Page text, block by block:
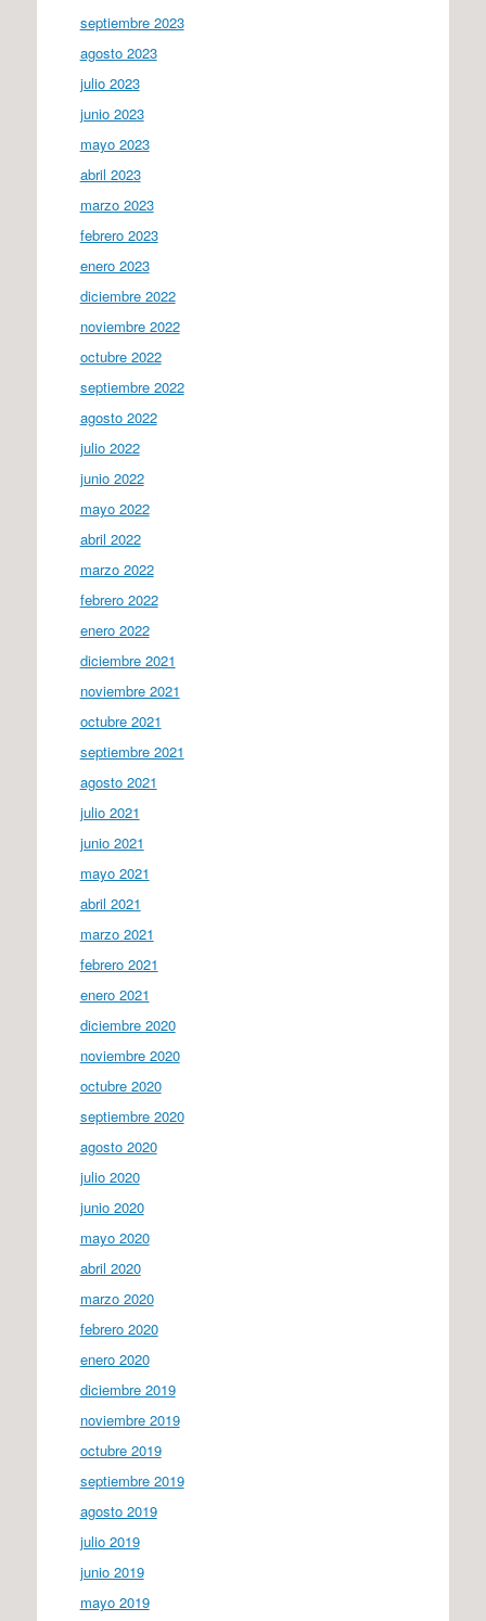
septiembre 2023
agosto 2023
julio 2023
junio 2023
mayo 2023
abril 2023
marzo 2023
febrero 2023
enero 2023
diciembre 2022
noviembre 2022
octubre 2022
septiembre 2022
agosto 2022
julio 2022
junio 2022
mayo 2022
abril 2022
marzo 2022
febrero 2022
enero 2022
diciembre 2021
noviembre 2021
octubre 2021
septiembre 2021
agosto 2021
julio 2021
junio 2021
mayo 2021
abril 2021
marzo 2021
febrero 2021
enero 2021
diciembre 2020
noviembre 2020
octubre 2020
septiembre 2020
agosto 2020
julio 2020
junio 2020
mayo 2020
abril 2020
marzo 2020
febrero 2020
enero 2020
diciembre 2019
noviembre 2019
octubre 2019
septiembre 2019
agosto 2019
julio 2019
junio 2019
mayo 2019